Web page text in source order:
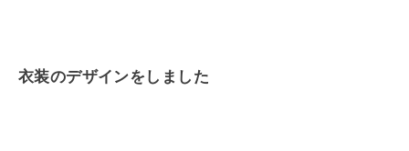
衣装のデザインをしました